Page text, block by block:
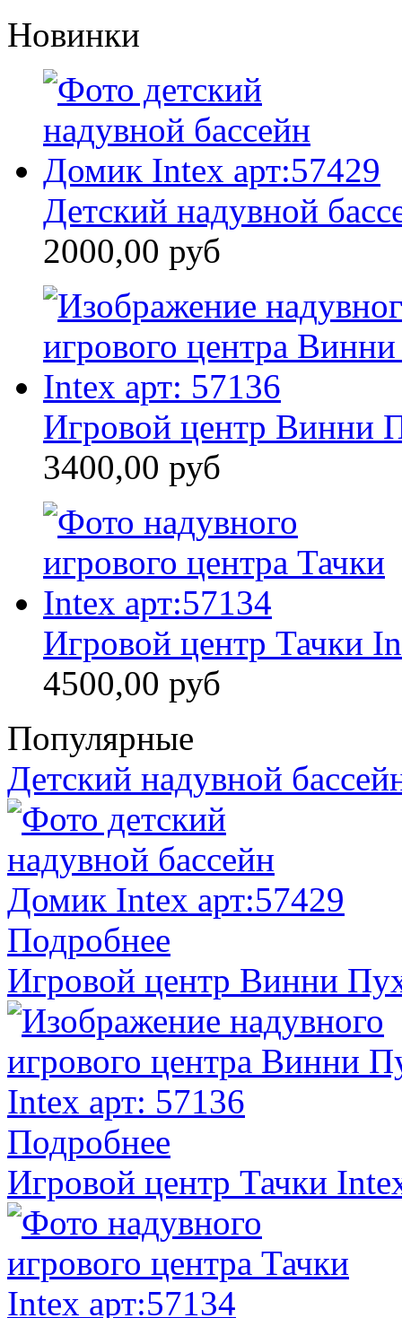
Новинки
Детский надувной
2000,00 руб
Игровой центр Винни
3400,00 руб
Игровой центр Тачки
4500,00 руб
Популярные
Детский надувной
Подробнее
Игровой центр Винни
Подробнее
Игровой центр Тачки